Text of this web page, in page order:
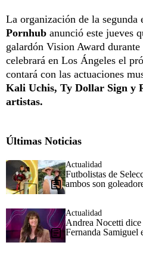
La organización de la segunda
Pornhub anunció este jueves
galardón Vision Award durante
celebrará en Los Ángeles el
contará con las actuaciones
Kali Uchis, Ty Dollar Sign y
artistas.
Últimas Noticias
Actualidad
Futbolistas de
ambos son
Actualidad
Andrea Nocetti dice
Fernanda Samiguel